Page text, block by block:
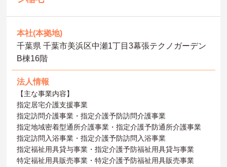
本社(本拠地)
千葉県 千葉市美浜区中瀬1丁目3幕張テクノガーデン
B棟16階
法人情報
【主な事業内容】
指定居宅介護支援事業
指定訪問介護事業・指定介護予防訪問介護事業
指定地域密着型通所介護事業・指定介護予防通所介護事業
指定訪問入浴事業・指定介護予防訪問入浴事業
指定福祉用具貸与事業・指定介護予防福祉用具貸与事業
特定福祉用具販売事業・特定介護予防福祉用具販売事業